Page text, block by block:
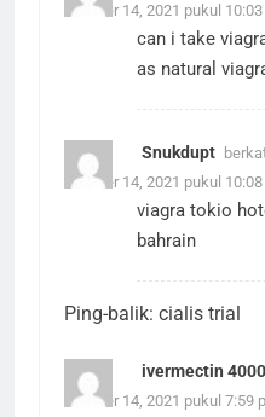
Oktober 14, 2021 pukul
can i take
as natural
Snukdupt
Oktober 14, 2021 pukul
viagra tokio
bahrain
Ping-balik: cialis trial
ivermectin
Oktober 14, 2021 pukul 7:59